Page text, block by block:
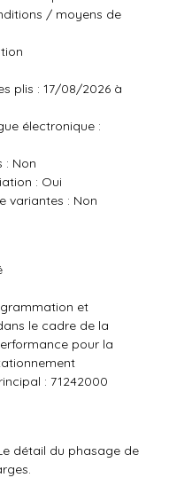
/ moyens de
plis : 17/08/2026 à
électronique :
: Non
: Oui
variantes : Non
et
le cadre de la
pour la
: 71242000
détail du phasage de